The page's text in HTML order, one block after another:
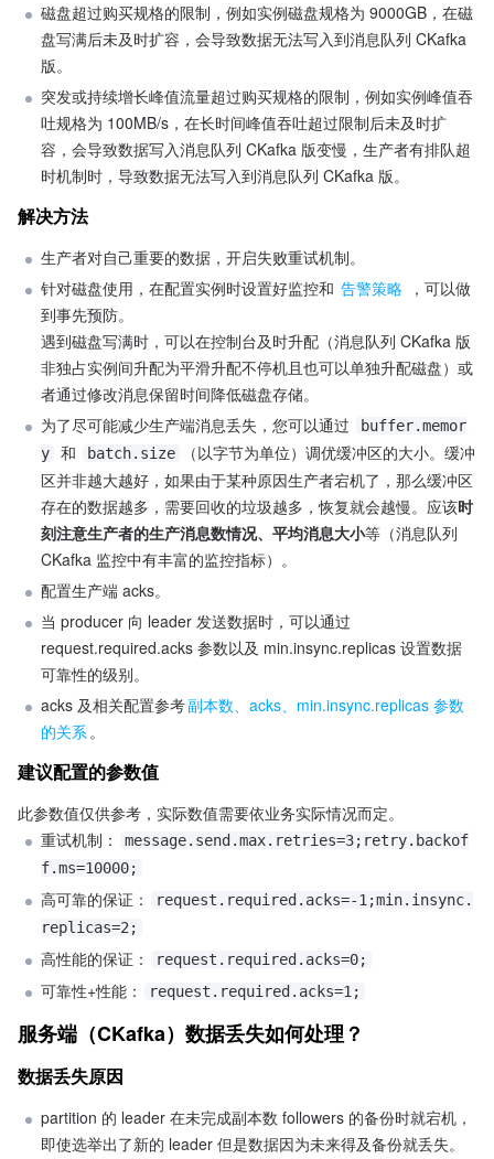
磁盘超过购买规格的限制，例如实例磁盘规格为 9000GB，在磁
盘写满后未及时扩容，会导致数据无法写入到消息队列 CKafka
版。
突发或持续增长峰值流量超过购买规格的限制，例如实例峰值吞
吐规格为 100MB/s，在长时间峰值吞吐超过限制后未及时扩
容，会导致数据写入消息队列 CKafka 版变慢，生产者有排队超
时机制时，导致数据无法写入到消息队列 CKafka 版。
解决方法
生产者对自己重要的数据，开启失败重试机制。
针对磁盘使用，在配置实例时设置好监控和 告警策略 ，可以做
到事先预防。
遇到磁盘写满时，可以在控制台及时升配（消息队列 CKafka 版
非独占实例间升配为平滑升配不停机且也可以单独升配磁盘）或
者通过修改消息保留时间降低磁盘存储。
为了尽可能减少生产端消息丢失，您可以通过
buffer.memor
y
和 batch.size
（以字节为单位）调优缓冲区的大小。缓冲
区并非越大越好，如果由于某种原因生产者宕机了，那么缓冲区
存在的数据越多，需要回收的垃圾越多，恢复就会越慢。应该时
刻注意生产者的生产消息数情况、平均消息大小等（消息队列
CKafka 监控中有丰富的监控指标）。
配置生产端 acks。
当 producer 向 leader 发送数据时，可以通过
request.required.acks 参数以及 min.insync.replicas 设置数据
可靠性的级别。
acks 及相关配置参考副本数、acks、min.insync.replicas 参数
的关系。
建议配置的参数值
此参数值仅供参考，实际数值需要依业务实际情况而定。
重试机制：
message.send.max.retries=3;retry.backof
f.ms=10000;
高可靠的保证：
request.required.acks=-1;min.insync.
replicas=2;
高性能的保证： request.required.acks=0;
可靠性+性能： request.required.acks=1;
服务端（CKafka）数据丢失如何处理？
数据丢失原因
partition 的 leader 在未完成副本数 followers 的备份时就宕机，
即使选举出了新的 leader 但是数据因为未来得及备份就丢失。